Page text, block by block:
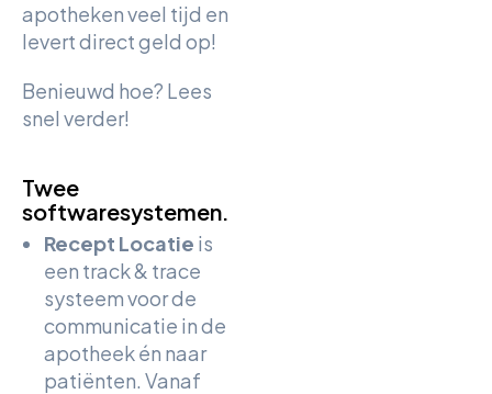
apotheken veel tijd en
levert direct geld op!
Benieuwd hoe? Lees
snel verder!
Twee
softwaresystemen.
Recept Locatie is
een track & trace
systeem voor de
communicatie in de
apotheek én naar
patiënten. Vanaf